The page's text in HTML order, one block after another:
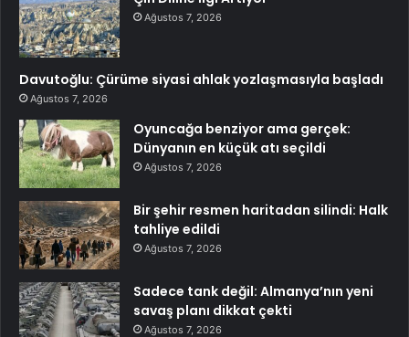
Ağustos 7, 2026
Davutoğlu: Çürüme siyasi ahlak yozlaşmasıyla başladı
Ağustos 7, 2026
Oyuncağa benziyor ama gerçek:
Dünyanın en küçük atı seçildi
Ağustos 7, 2026
Bir şehir resmen haritadan silindi: Halk
tahliye edildi
Ağustos 7, 2026
Sadece tank değil: Almanya’nın yeni
savaş planı dikkat çekti
Ağustos 7, 2026